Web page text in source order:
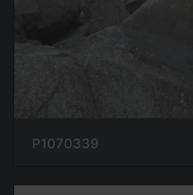
P1070339